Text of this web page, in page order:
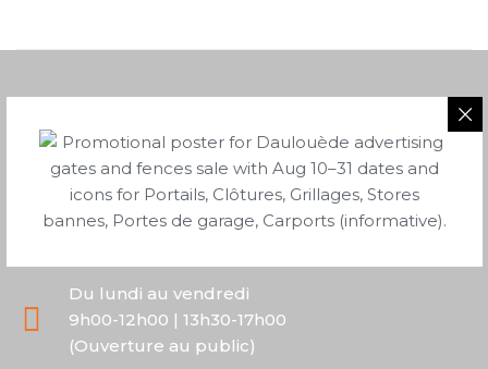
05 58 43 06 40
2 route de Saubion
Du lundi au vendredi
9h00-12h00 | 13h30-17h00
(Ouverture au public)